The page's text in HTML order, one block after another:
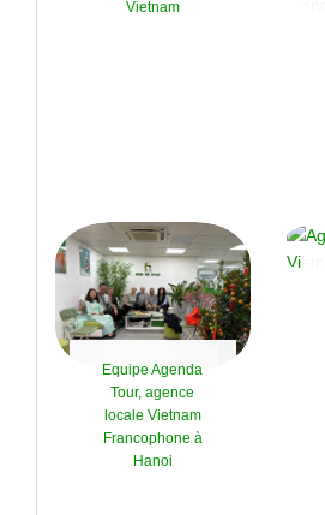
Vietnam
Equipe Agenda
Tour, agence
locale Vietnam
Francophone à
Hanoi